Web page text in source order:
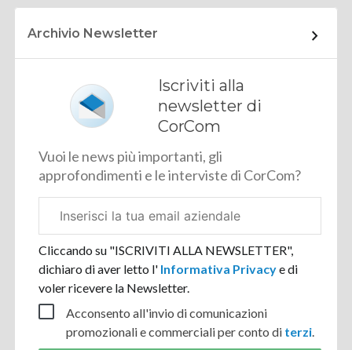
Archivio Newsletter
Iscriviti alla
newsletter di
CorCom
Vuoi le news più importanti, gli
approfondimenti e le interviste di CorCom?
aziendale
Cliccando su "ISCRIVITI ALLA NEWSLETTER",
dichiaro di aver letto l' Informativa Privacye di
voler ricevere la Newsletter.
Acconsento all'invio di comunicazioni
promozionali e commerciali per conto di terzi.